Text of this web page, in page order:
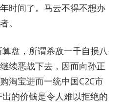
时间了。马云不得不想办
。
盘，所谓杀敌一千自损八
续恶战下去，因而向孙正
淘宝进而一统中国C2C市
的价钱是令人难以拒绝的